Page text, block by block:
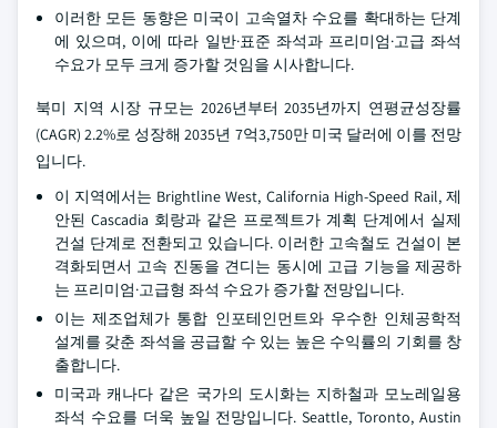
이러한 모든 동향은 미국이 고속열차 수요를 확대하는 단계
에 있으며, 이에 따라 일반·표준 좌석과 프리미엄·고급 좌석
수요가 모두 크게 증가할 것임을 시사합니다.
북미 지역 시장 규모는 2026년부터 2035년까지 연평균성장률
(CAGR) 2.2%로 성장해 2035년 7억3,750만 미국 달러에 이를 전망
입니다.
이 지역에서는 Brightline West, California High-Speed Rail, 제
안된 Cascadia 회랑과 같은 프로젝트가 계획 단계에서 실제
건설 단계로 전환되고 있습니다. 이러한 고속철도 건설이 본
격화되면서 고속 진동을 견디는 동시에 고급 기능을 제공하
는 프리미엄·고급형 좌석 수요가 증가할 전망입니다.
이는 제조업체가 통합 인포테인먼트와 우수한 인체공학적
설계를 갖춘 좌석을 공급할 수 있는 높은 수익률의 기회를 창
출합니다.
미국과 캐나다 같은 국가의 도시화는 지하철과 모노레일용
좌석 수요를 더욱 높일 전망입니다. Seattle, Toronto, Austin